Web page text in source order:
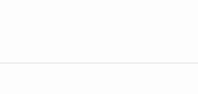
ビアンコ）」の公式通販サイトです。